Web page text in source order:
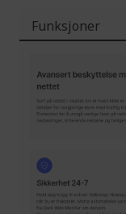
Funksjoner